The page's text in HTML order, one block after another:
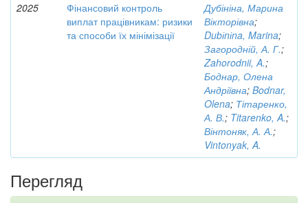
2025
Фінансовий контроль
виплат працівникам: ризики
та способи їх мінімізації
Дубініна, Марина
Вікторівна;
Dubіnіna, Marina;
Загородній, А. Г.;
Zahorodnii, A.;
Боднар, Олена
Андріївна; Bodnar,
Olena; Тітаренко,
А. В.; Titarenko, A.;
Вінтоняк, А. А.;
Vintonyak, A.
Перегляд